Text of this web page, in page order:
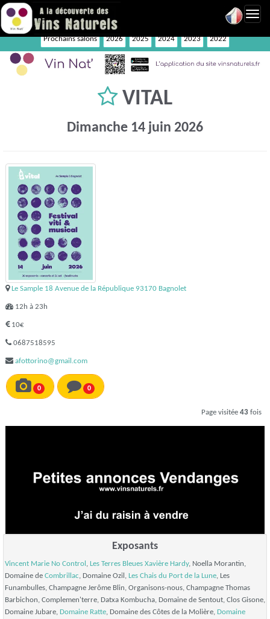
Prochains salons 2026 2025 2024 2023 2022
VITAL
Dimanche 14 juin 2026
Le Sample 18 Avenue de la République 93170 Bagnolet
12h à 23h
10€
0687518595
afottorino@gmail.com
0 0
Page visitée 43 fois
Exposants
Vincent Marie No Control , Les Terres Bleues Xavière Hardy, Noella Morantin,
Domaine de Combrillac, Domaine Ozil, Les Chais du Port de la Lune, Les
Funambulles, Champagne Jerôme Blin, Organisons-nous, Champagne Thomas
Barbichon, Complemen'terre, Datxa Kombucha, Domaine de Sentout, Clos Gisone,
Domaine Jubare, Domaine Ratte, Domaine des Côtes de la Molière, Domaine